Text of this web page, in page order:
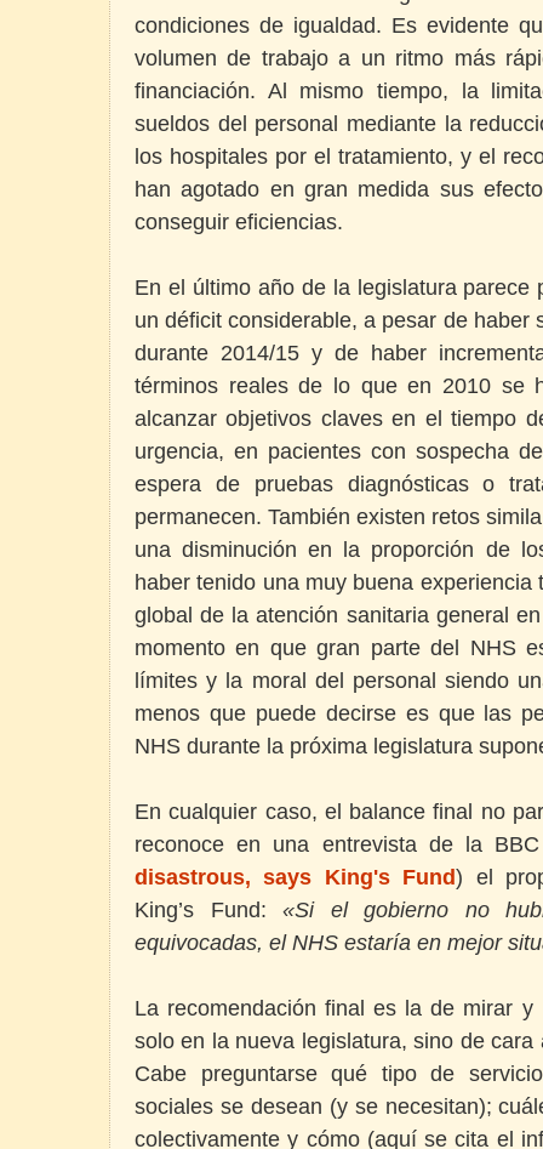
condiciones de igualdad. Es evidente
volumen de trabajo a un ritmo más
financiación. Al mismo tiempo, la
sueldos del personal mediante la
los hospitales por el tratamiento, y el
han agotado en gran medida sus
conseguir eficiencias.
En el último año de la legislatura parece
un déficit considerable, a pesar de haber
durante 2014/15 y de haber
términos reales de lo que en 2010 se
alcanzar objetivos claves en el tiempo
urgencia, en pacientes con sospecha
espera de pruebas diagnósticas o
permanecen. También existen retos
una disminución en la proporción de
haber tenido una muy buena
global de la atención sanitaria general
momento en que gran parte del NHS
límites y la moral del personal siendo
menos que puede decirse es que las
NHS durante la próxima legislatura
En cualquier caso, el balance final no
reconoce en una entrevista de la
disastrous, says King's Fund) el
King’s Fund:«Si el gobierno no
equivocadas, el NHS estaría en mejor
La recomendación final es la de mirar
solo en la nueva legislatura, sino de
Cabe preguntarse qué tipo de
sociales se desean (y se necesitan);
colectivamente y cómo (aquí se cita el